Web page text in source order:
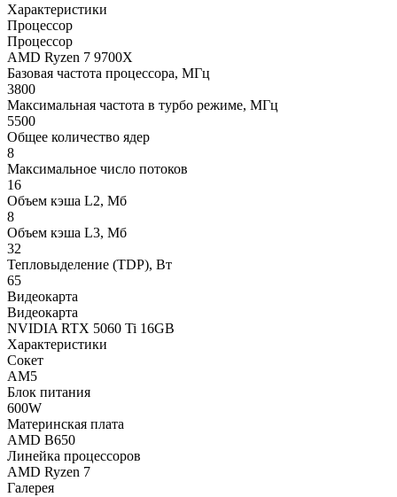
Характеристики
Процессор
Процессор
AMD Ryzen 7 9700X
Базовая частота процессора, МГц
3800
Максимальная частота в турбо режиме, МГц
5500
Общее количество ядер
8
Максимальное число потоков
16
Объем кэша L2, Мб
8
Объем кэша L3, Мб
32
Тепловыделение (TDP), Вт
65
Видеокарта
Видеокарта
NVIDIA RTX 5060 Ti 16GB
Характеристики
Сокет
AM5
Блок питания
600W
Материнская плата
AMD B650
Линейка процессоров
AMD Ryzen 7
Галерея